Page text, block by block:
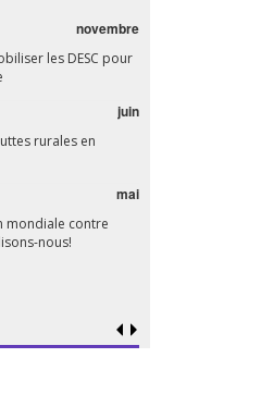
novembre
les DESC pour
juin
rurales en
mai
mondiale contre
nous!